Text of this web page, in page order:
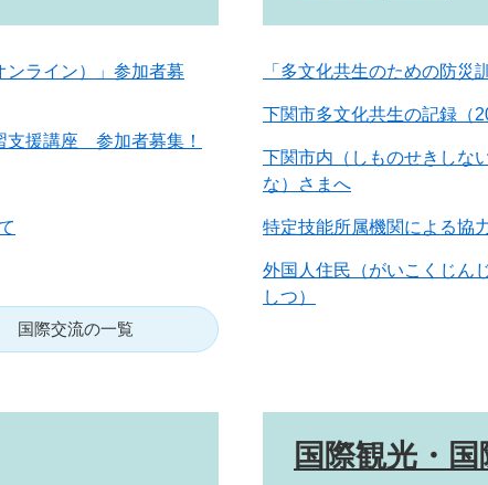
ライン）」参加者募
支援講座 参加者募集！
国際交流の一覧
「多文化共生のための防災
下関市多文化共生の記録（
下関市内（しものせきしな
な）さまへ
特定技能所属機関による協
外国人住民（がいこくじん
しつ）
国際観光・国